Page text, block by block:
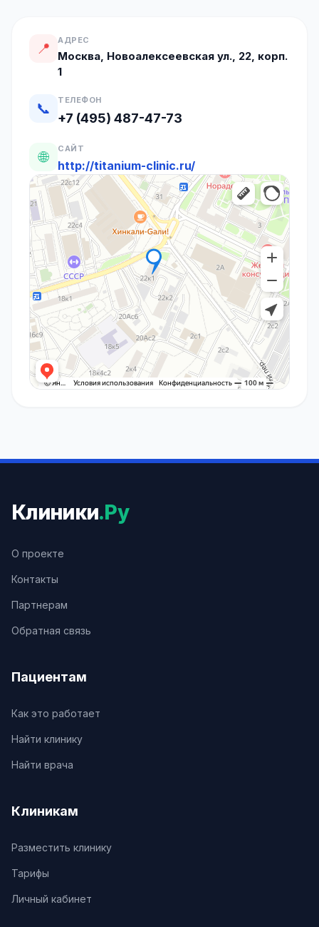
📍 АДРЕС
Москва, Новоалексеевская ул., 22, корп.
1
📞 ТЕЛЕФОН
+7 (495) 487-47-73
🌐 САЙТ
http://titanium-clinic.ru/
Клиники.Ру
О проекте
Контакты
Партнерам
Обратная связь
Пациентам
Как это работает
Найти клинику
Найти врача
Клиникам
Разместить клинику
Тарифы
Личный кабинет